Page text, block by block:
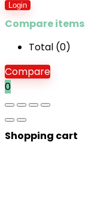
Login
Compare items
Total (0)
Compare
0
Shopping cart